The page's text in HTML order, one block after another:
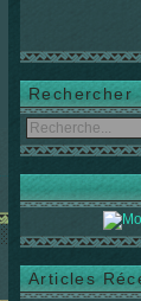
Rechercher
Articles